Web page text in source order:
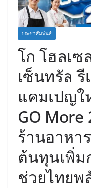
ประชาสัมพันธ์
โก โฮลเซ
เซ็นทรัล รี
แคมเปญใ
GO More
ร้านอาหา
ต้นทุนเพิ่ม
ช่วยไทยพ